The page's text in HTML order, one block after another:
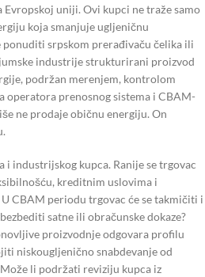
uniji. Ovi kupci ne traže samo
koja smanjuje ugljeničnu
ponuditi srpskom prerađivaču čelika ili
industrije strukturirani proizvod
podržan merenjem, kontrolom
operatora prenosnog sistema i CBAM-
ne prodaje običnu energiju. On
i industrijskog kupca. Ranije se trgovac
kreditnim uslovima i
CBAM periodu trgovac će se takmičiti i
satne ili obračunske dokaze?
proizvodnje odgovara profilu
niskougljenično snabdevanje od
li podržati reviziju kupca iz